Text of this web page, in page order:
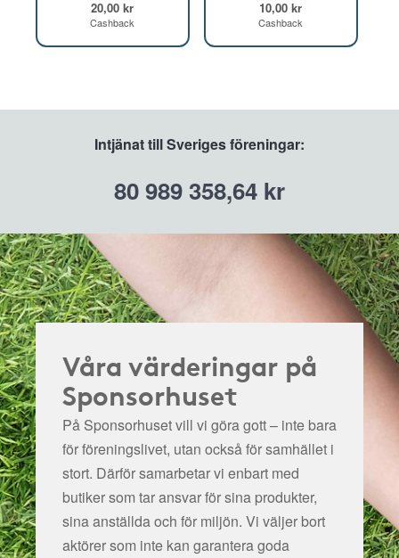
20,00 kr
Cashback
10,00 kr
Cashback
Intjänat till Sveriges föreningar:
80 989 358,64 kr
Våra värderingar på
Sponsorhuset
På Sponsorhuset vill vi göra gott – inte bara
för föreningslivet, utan också för samhället i
stort. Därför samarbetar vi enbart med
butiker som tar ansvar för sina produkter,
sina anställda och för miljön. Vi väljer bort
aktörer som inte kan garantera goda